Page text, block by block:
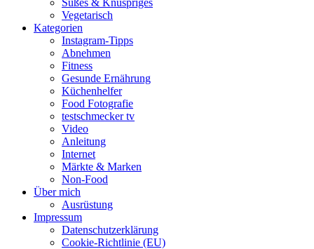
Süßes & Knuspriges
Vegetarisch
Kategorien
Instagram-Tipps
Abnehmen
Fitness
Gesunde Ernährung
Küchenhelfer
Food Fotografie
testschmecker tv
Video
Anleitung
Internet
Märkte & Marken
Non-Food
Über mich
Ausrüstung
Impressum
Datenschutzerklärung
Cookie-Richtlinie (EU)